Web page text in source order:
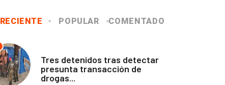
RECIENTE POPULAR COMENTADO
Tres detenidos tras detectar
presunta transacción de
drogas...